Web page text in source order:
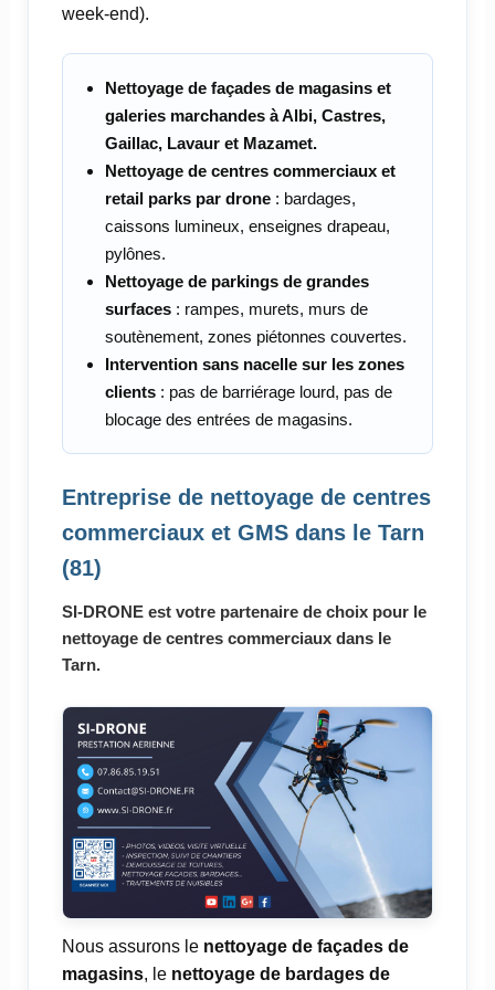
week-end).
Nettoyage de façades de magasins et
galeries marchandes à Albi, Castres,
Gaillac, Lavaur et Mazamet.
Nettoyage de centres commerciaux et
retail parks par drone: bardages,
caissons lumineux, enseignes drapeau,
pylônes.
Nettoyage de parkings de grandes
surfaces: rampes, murets, murs de
soutènement, zones piétonnes couvertes.
Intervention sans nacelle sur les zones
clients: pas de barriérage lourd, pas de
blocage des entrées de magasins.
Entreprise de nettoyage de centres
commerciaux et GMS dans le Tarn
(81)
SI-DRONE est votre partenaire de choix pour le
nettoyage de centres commerciaux dans le
Tarn.
Nous assurons le nettoyage de façades de
magasins, le nettoyage de bardages de